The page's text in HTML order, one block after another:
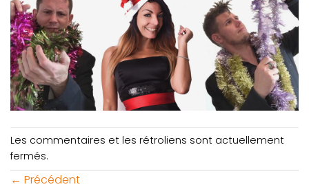
Les commentaires et les rétroliens sont actuellement
fermés.
← Précédent